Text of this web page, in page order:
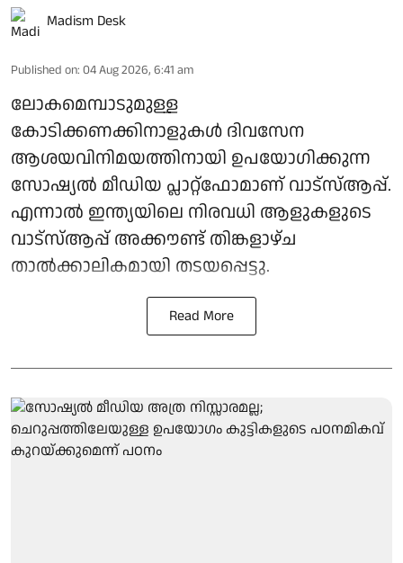
Madism Desk
Published on: 04 Aug 2026, 6:41 am
ലോകമെമ്പാടുമുള്ള
കോടിക്കണക്കിനാളുകൾ ദിവസേന
ആശയവിനിമയത്തിനായി ഉപയോ​ഗിക്കുന്ന
സോഷ്യൽ മീഡിയ പ്ലാറ്റ്ഫോമാണ് വാട്സ്ആപ്പ്.
എന്നാൽ ഇന്ത്യയിലെ നിരവധി ആളുകളുടെ
വാട്സ്ആപ്പ് അക്കൗണ്ട് തിങ്കളാഴ്ച
താൽക്കാലികമായി തടയപ്പെട്ടു.
Read More